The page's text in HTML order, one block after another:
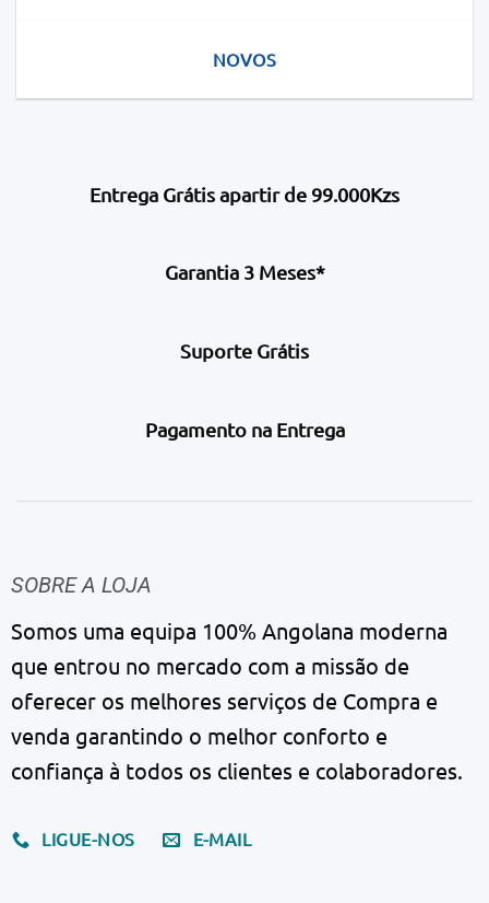
NOVOS
Entrega Grátis apartir de 99.000Kzs
Garantia 3 Meses*
Suporte Grátis
Pagamento na Entrega
SOBRE A LOJA
Somos uma equipa 100% Angolana moderna
que entrou no mercado com a missão de
oferecer os melhores serviços de Compra e
venda garantindo o melhor conforto e
confiança à todos os clientes e colaboradores.
LIGUE-NOS E-MAIL